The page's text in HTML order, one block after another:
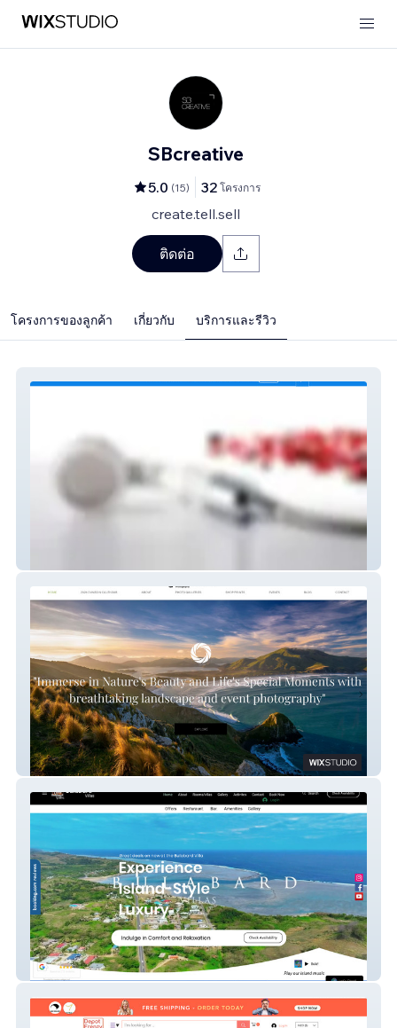
SBcreative
5.0 (15) 32 โครงการ
create.tell.sell
ติดต่อ
โครงการของลูกค้า เกี่ยวกับ บริการและรีวิว
Pieter Dui Plesses
Bulabard Villas